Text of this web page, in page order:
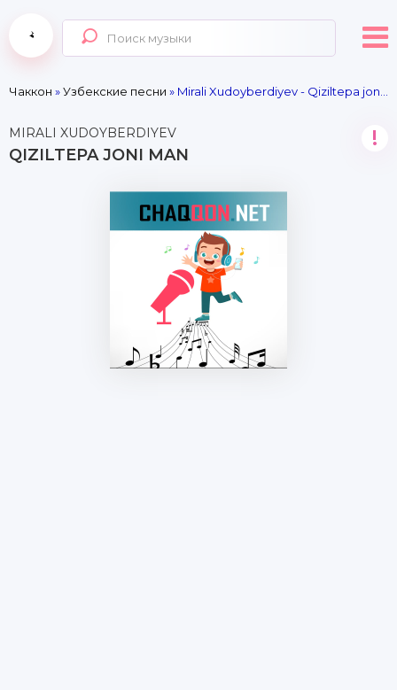
Чаккон »Узбекские песни » Mirali Xudoyberdiyev - Qiziltepa joni man
MIRALI XUDOYBERDIYEV
QIZILTEPA JONI MAN
!